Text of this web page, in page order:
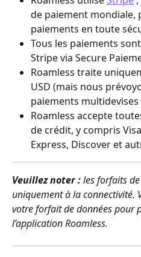
de paiement mondiale,
paiements en toute
Tous les paiements
Stripe via Secure
Roamless traite
USD (mais nous
paiements
Roamless accepte
de crédit, y compris
Express, Discover et
Veuillez noter :les forfaits
uniquement à la connectivité.
votre forfait de données pour
l’application Roamless.